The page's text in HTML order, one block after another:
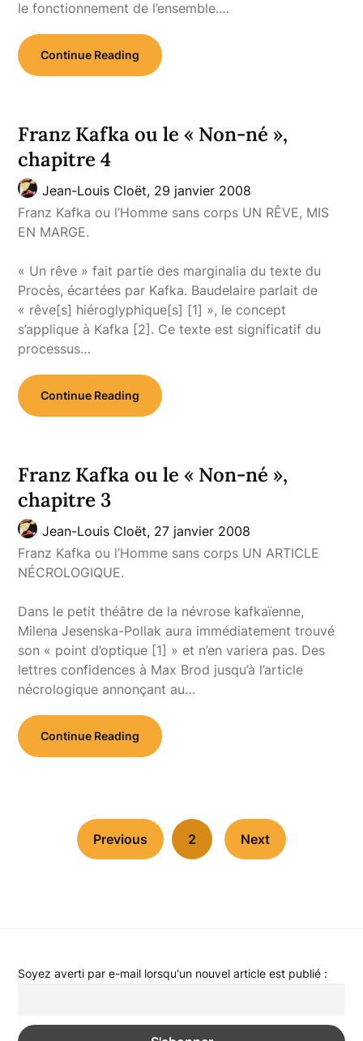
le fonctionnement de l’ensemble.…
Continue Reading
Franz Kafka ou le « Non-né »,
chapitre 4
Jean-Louis Cloët, 29 janvier 2008
Franz Kafka ou l’Homme sans corps UN RÊVE, MIS
EN MARGE.
« Un rêve » fait partie des marginalia du texte du
Procès, écartées par Kafka. Baudelaire parlait de
« rêve[s] hiéroglyphique[s] [1] », le concept
s’applique à Kafka [2]. Ce texte est significatif du
processus…
Continue Reading
Franz Kafka ou le « Non-né »,
chapitre 3
Jean-Louis Cloët, 27 janvier 2008
Franz Kafka ou l’Homme sans corps UN ARTICLE
NÉCROLOGIQUE.
Dans le petit théâtre de la névrose kafkaïenne,
Milena Jesenska-Pollak aura immédiatement trouvé
son « point d’optique [1] » et n’en variera pas. Des
lettres confidences à Max Brod jusqu’à l’article
nécrologique annonçant au…
Continue Reading
Previous 2 Next
Soyez averti par e-mail lorsqu'un nouvel article est publié :